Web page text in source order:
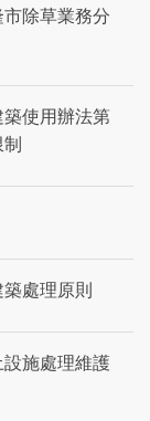
除草業務分
使用辦法第
處理原則
施處理維護